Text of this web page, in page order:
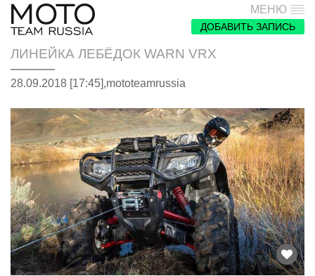
МЕНЮ
ДОБАВИТЬ ЗАПИСЬ
ЛИНЕЙКА ЛЕБЁДОК WARN VRX
28.09.2018 [17:45],mototeamrussia